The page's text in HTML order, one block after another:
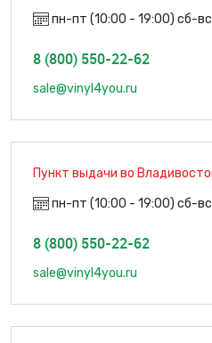
пн-пт (10:00 - 19:00) сб-
8 (800) 550-22-62
sale@vinyl4you.ru
Пункт выдачи во
пн-пт (10:00 - 19:00) сб-
8 (800) 550-22-62
sale@vinyl4you.ru